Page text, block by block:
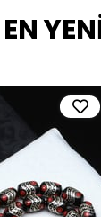
EN